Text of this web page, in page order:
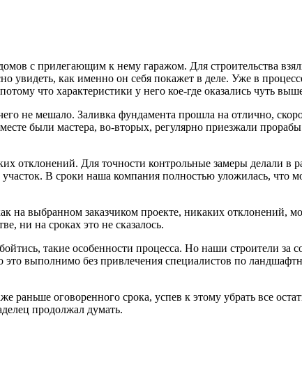
с прилегающим к нему гаражом. Для строительства
увидеть, как именно он себя покажет в деле. Уже в
что характеристики у него кое-где оказались чуть
не мешало. Заливка фундамента прошла на отлично,
были мастера, во-вторых, регулярно приезжали
отклонений. Для точности контрольные замеры делали в
В сроки наша компания полностью уложилась,
выбранном заказчиком проекте, никаких отклонений,
ни на сроках это не сказалось.
такие особенности процесса. Но наши строители за
это выполнимо без привлечения специалистов по
раньше оговоренного срока, успев к этому убрать все
продолжал думать.